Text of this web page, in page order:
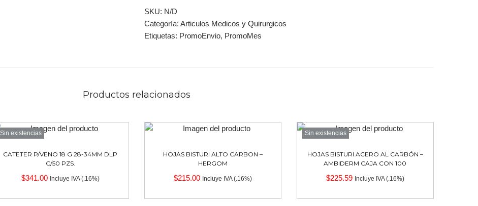
SKU: N/D
Categoría: Articulos Medicos y Quirurgicos
Etiquetas: PromoEnvio, PromoMes
Productos relacionados
Sin existencias
CATETER P/VENO 18 G 28-34MM DLP
C/50 PZS.
$341.00 Incluye IVA (.16%)
HOJAS BISTURI ALTO CARBON –
HERGOM
$215.00 Incluye IVA (.16%)
Sin existencias
HOJAS BISTURI ACERO AL CARBÓN –
AMBIDERM CAJA CON 100
$225.59 Incluye IVA (.16%)